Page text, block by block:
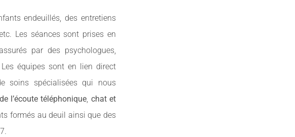
endeuillés, des entretiens
Les séances sont prises en
par des psychologues,
équipes sont en lien direct
soins spécialisées qui nous
de l’écoute téléphonique, chat et
formés au deuil ainsi que des